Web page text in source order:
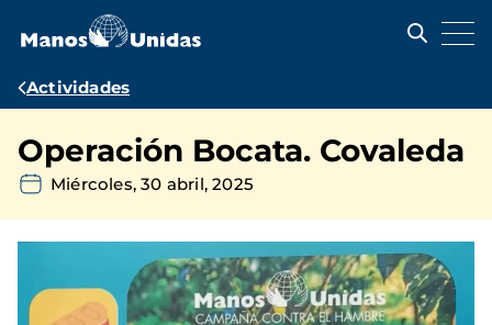
contenido
Ruta
navegación
Actividades
Operación Bocata. Covaleda
Miércoles, 30 abril, 2025